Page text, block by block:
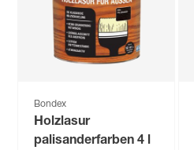
Bondex
Holzlasur
palisanderfarben 4 l